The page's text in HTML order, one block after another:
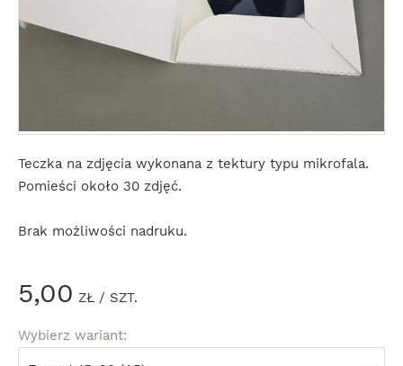
Teczka na zdjęcia wykonana z tektury typu mikrofala.
Pomieści około 30 zdjęć.
Brak możliwości nadruku.
5,00 ZŁ / SZT.
Wybierz wariant: